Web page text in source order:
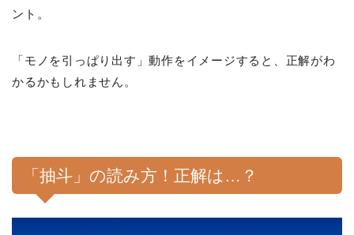
ント。
「モノを引っぱり出す」動作をイメージすると、正解がわ
かるかもしれません。
「抽斗」の読み方！正解は…？